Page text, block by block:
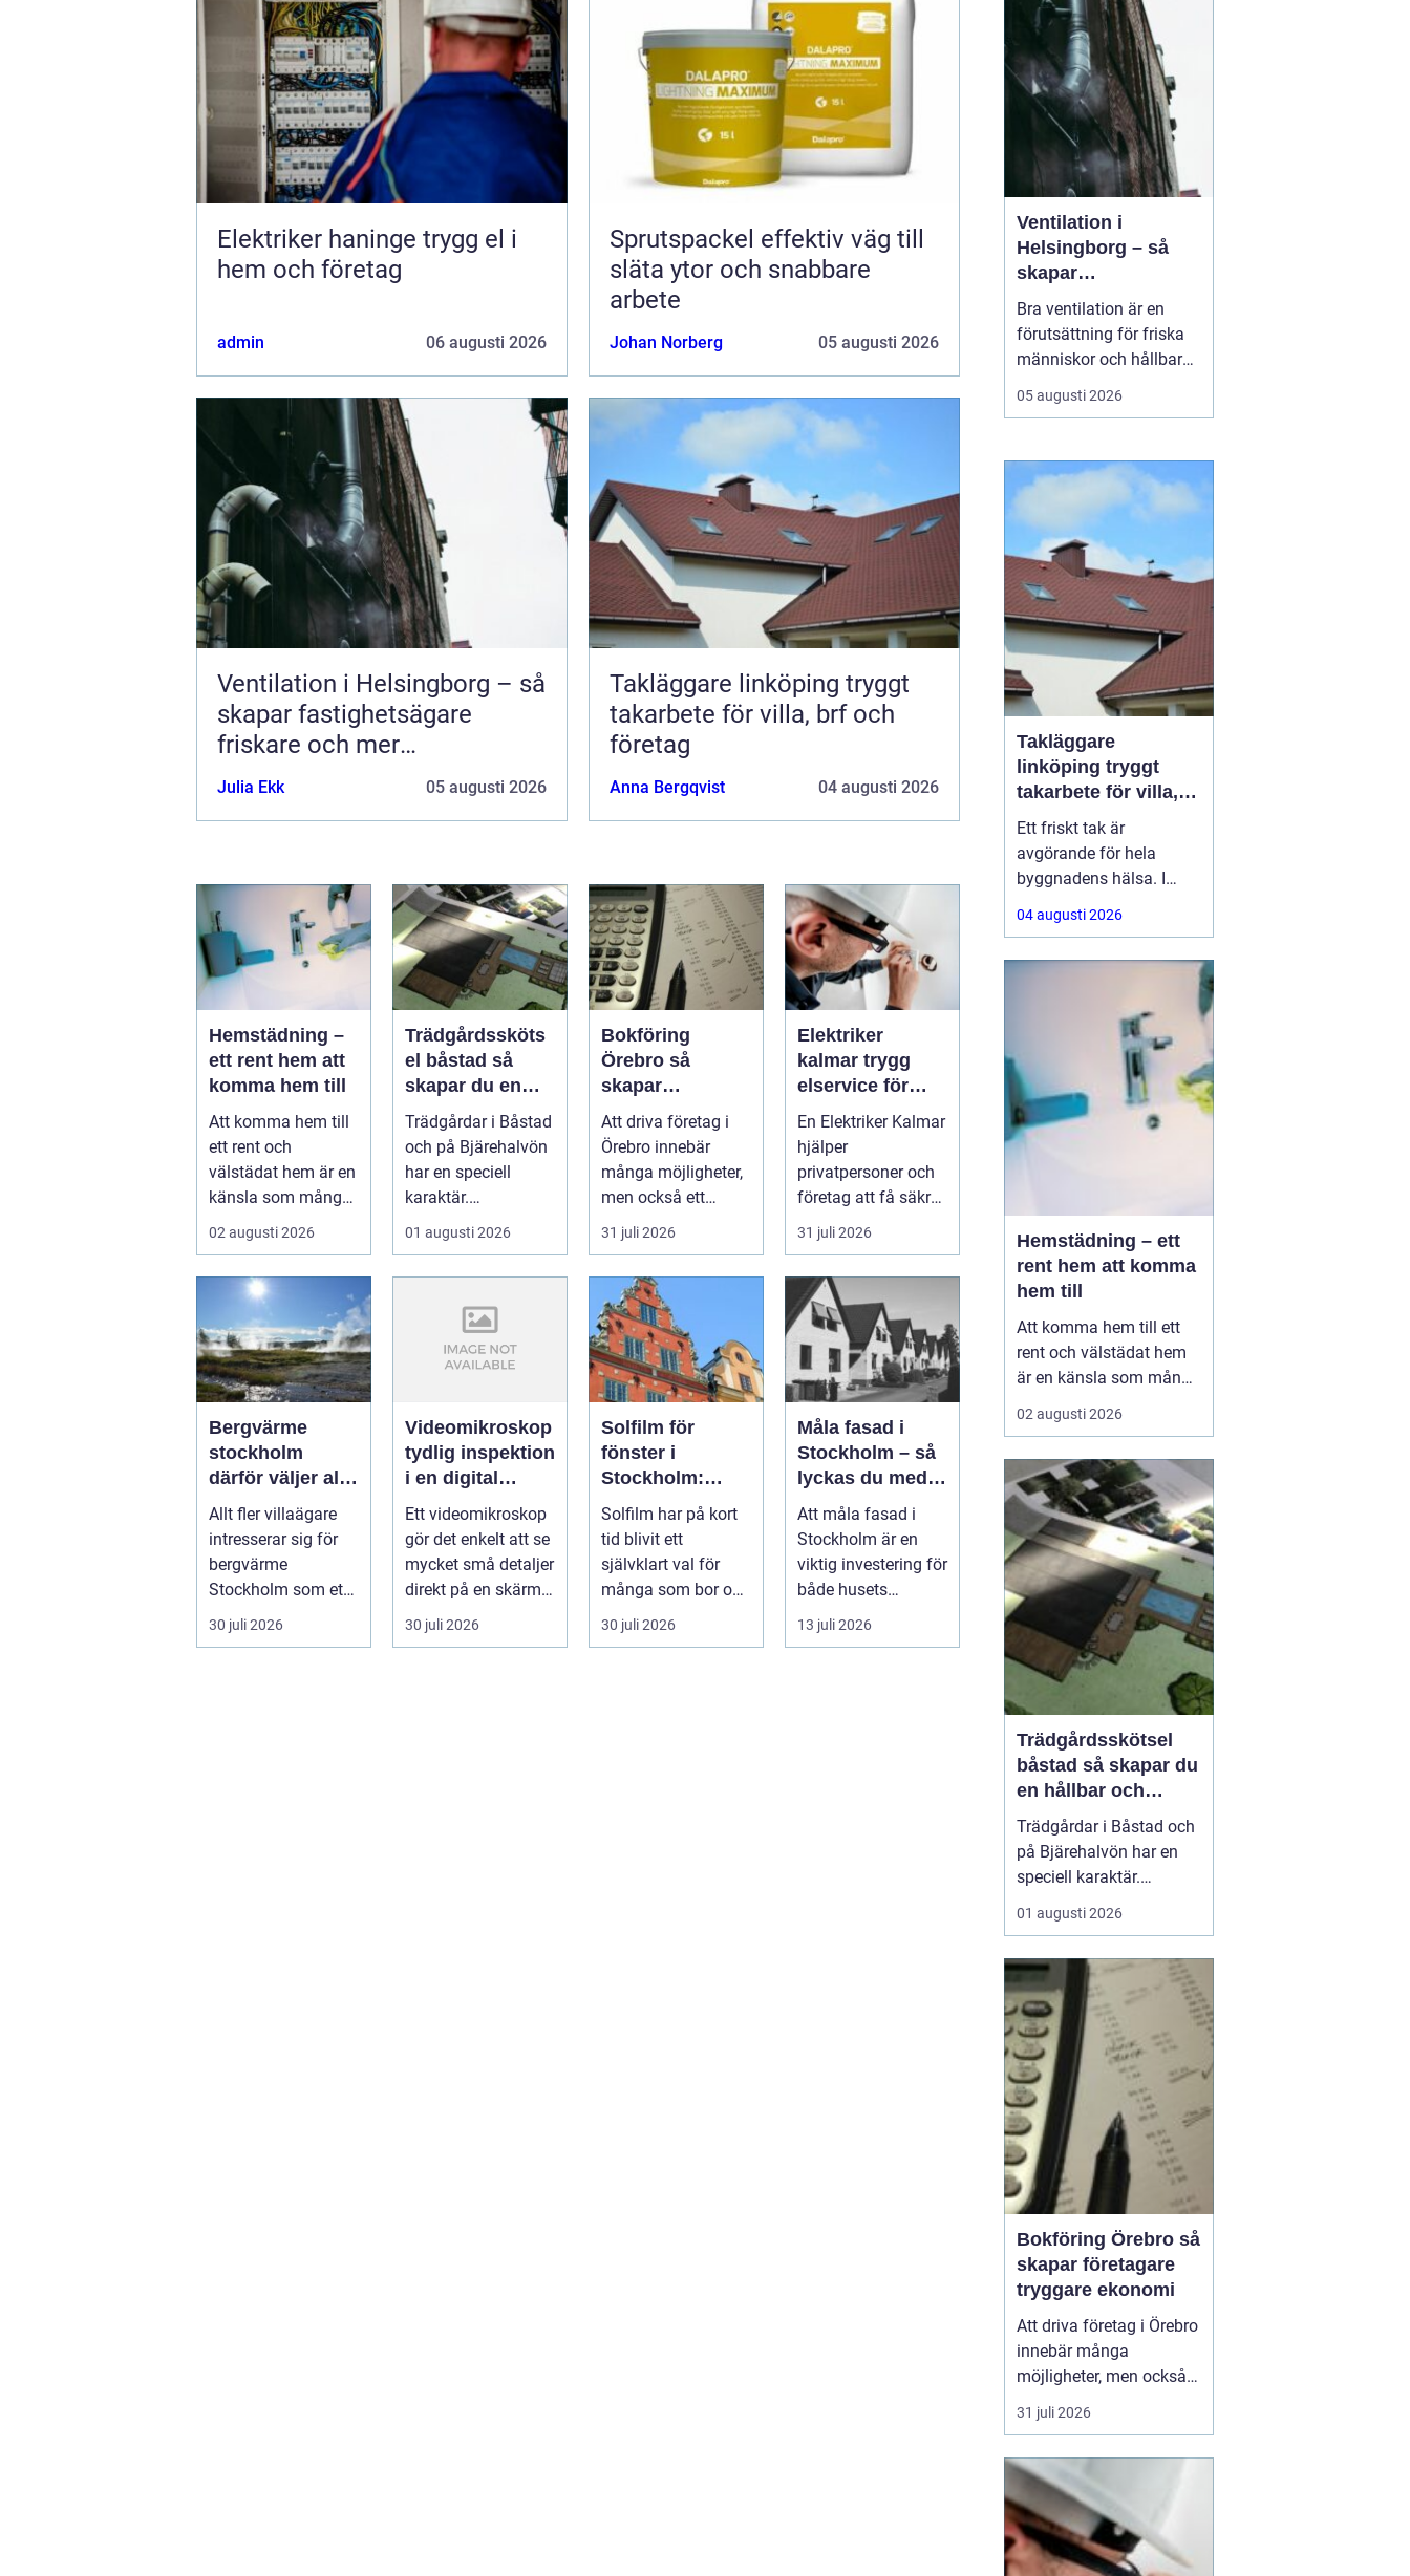
Elektriker haninge trygg el i
hem och företag
admin 06 augusti 2026
Sprutspackel effektiv väg till
släta ytor och snabbare
arbete
Johan Norberg 05 augusti 2026
Ventilation i Helsingborg – så
skapar fastighetsägare
friskare och mer
energieffektiva byggnader
Julia Ekk 05 augusti 2026
Takläggare linköping tryggt
takarbete för villa, brf och
företag
Anna Bergqvist 04 augusti 2026
Hemstädning –
ett rent hem att
komma hem till
Att komma hem till
ett rent och
välstädat hem är en
känsla som många
02 augusti 2026
Trädgårdssköts
el båstad så
skapar du en
hållbar och
vacker trädgård
på bjäre
Trädgårdar i Båstad
och på Bjärehalvön
har en speciell
karaktär.
Kombinationen av
närheten till have...
01 augusti 2026
Bokföring
Örebro så
skapar
företagare
tryggare
ekonomi
Att driva företag i
Örebro innebär
många möjligheter,
men också ett
tydligt ansvar:
ekonomin måste v...
31 juli 2026
Elektriker
kalmar trygg
elservice för
hem och företag
En Elektriker Kalmar
hjälper
privatpersoner och
företag att få säkra,
energieffektiva och
framtidssä...
31 juli 2026
Bergvärme
stockholm
därför väljer allt
fler denna
uppvärmning
Allt fler villaägare
intresserar sig för
bergvärme
Stockholm som ett
sätt att få lägre
uppvärmningsk...
30 juli 2026
Videomikroskop
tydlig inspektion
i en digital
vardag
Ett videomikroskop
gör det enkelt att se
mycket små detaljer
direkt på en skärm, i
stället för genom...
30 juli 2026
Solfilm för
fönster i
Stockholm:
svalare,
tryggare och
mer privat
inomhusmiljö
Solfilm har på kort
tid blivit ett
självklart val för
många som bor och
arbeta...
30 juli 2026
Måla fasad i
Stockholm – så
lyckas du med
fasadmålning i
Stockholm
Att måla fasad i
Stockholm är en
viktig investering för
både husets
utseende o...
13 juli 2026
Sprutspackel insom ett
mo...
Ventilation i
Helsingborg – så
skapar
fastighetsägare
friskare och mer
energieffektiva
Bra ventilation är en
förutsättning för friska
människor och hållbara
byggnader. I en kuststad
som Helsingborg, med
temperaturer och många
äldre fastigheter, märks
skillnaden e...
05 augusti 2026
Takläggare
linköping tryggt
takarbete för villa,
brf och företag
Ett friskt tak är
avgörande för hela
byggnadens hälsa. I
Linköping utsätts taken
för stora
börjar åldras kan små
skador snabbt växa till
dyra fuktproblem. Att
anlita en erfaren
04 augusti 2026
Hemstädning – ett
rent hem att komma
hem till
Att komma hem till ett
rent och välstädat hem
är en känsla som många
värdesätter högt. I en
hektisk storstadsmiljö
dock vara svårt att få
tiden att räcka till fö...
02 augusti 2026
Trädgårdsskötsel
båstad så skapar du
en hållbar och
vacker trädgård på
bjäre
Trädgårdar i Båstad och
på Bjärehalvön har en
speciell karaktär.
Kombinationen av
närheten till havet, de
skyddade lägen gör att
många vill skapa gröna
rum som både är vackra
och lättskötta. Samtidigt
kan klimatet vara
utmanande med ...
01 augusti 2026
Bokföring Örebro så
skapar företagare
tryggare ekonomi
Att driva företag i Örebro
innebär många
möjligheter, men också
ett tydligt ansvar:
ekonomin måste vara i
örebro handlar inte
om att följa lagen, utan
om att skapa k...
31 juli 2026